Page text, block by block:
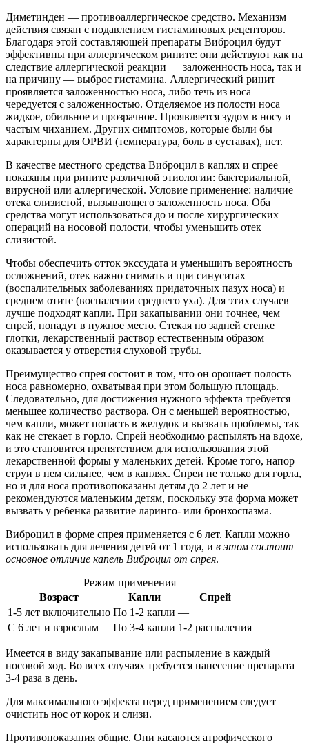
Диметинден — противоаллергическое средство. Механизм
действия связан с подавлением гистаминовых рецепторов.
Благодаря этой составляющей препараты Виброцил будут
эффективны при аллергическом рините: они действуют как на
следствие аллергической реакции — заложенность носа, так и
на причину — выброс гистамина. Аллергический ринит
проявляется заложенностью носа, либо течь из носа
чередуется с заложенностью. Отделяемое из полости носа
жидкое, обильное и прозрачное. Проявляется зудом в носу и
частым чиханием. Других симптомов, которые были бы
характерны для ОРВИ (температура, боль в суставах), нет.
В качестве местного средства Виброцил в каплях и спрее
показаны при рините различной этиологии: бактериальной,
вирусной или аллергической. Условие применение: наличие
отека слизистой, вызывающего заложенность носа. Оба
средства могут использоваться до и после хирургических
операций на носовой полости, чтобы уменьшить отек
слизистой.
Чтобы обеспечить отток экссудата и уменьшить вероятность
осложнений, отек важно снимать и при синуситах
(воспалительных заболеваниях придаточных пазух носа) и
среднем отите (воспалении среднего уха). Для этих случаев
лучше подходят капли. При закапывании они точнее, чем
спрей, попадут в нужное место. Стекая по задней стенке
глотки, лекарственный раствор естественным образом
оказывается у отверстия слуховой трубы.
Преимущество спрея состоит в том, что он орошает полость
носа равномерно, охватывая при этом большую площадь.
Следовательно, для достижения нужного эффекта требуется
меньшее количество раствора. Он с меньшей вероятностью,
чем капли, может попасть в желудок и вызвать проблемы, так
как не стекает в горло. Спрей необходимо распылять на вдохе,
и это становится препятствием для использования этой
лекарственной формы у маленьких детей. Кроме того, напор
струи в нем сильнее, чем в каплях. Спреи не только для горла,
но и для носа противопоказаны детям до 2 лет и не
рекомендуются маленьким детям, поскольку эта форма может
вызвать у ребенка развитие ларинго- или бронхоспазма.
Виброцил в форме спрея применяется с 6 лет. Капли можно
использовать для лечения детей от 1 года, и в этом состоит
основное отличие капель Виброцил от спрея.
Режим применения
Возраст
Капли
Спрей
1-5 лет включительно По 1-2 капли —
С 6 лет и взрослым
По 3-4 капли 1-2 распыления
Имеется в виду закапывание или распыление в каждый
носовой ход. Во всех случаях требуется нанесение препарата
3-4 раза в день.
Для максимального эффекта перед применением следует
очистить нос от корок и слизи.
Противопоказания общие. Они касаются атрофического